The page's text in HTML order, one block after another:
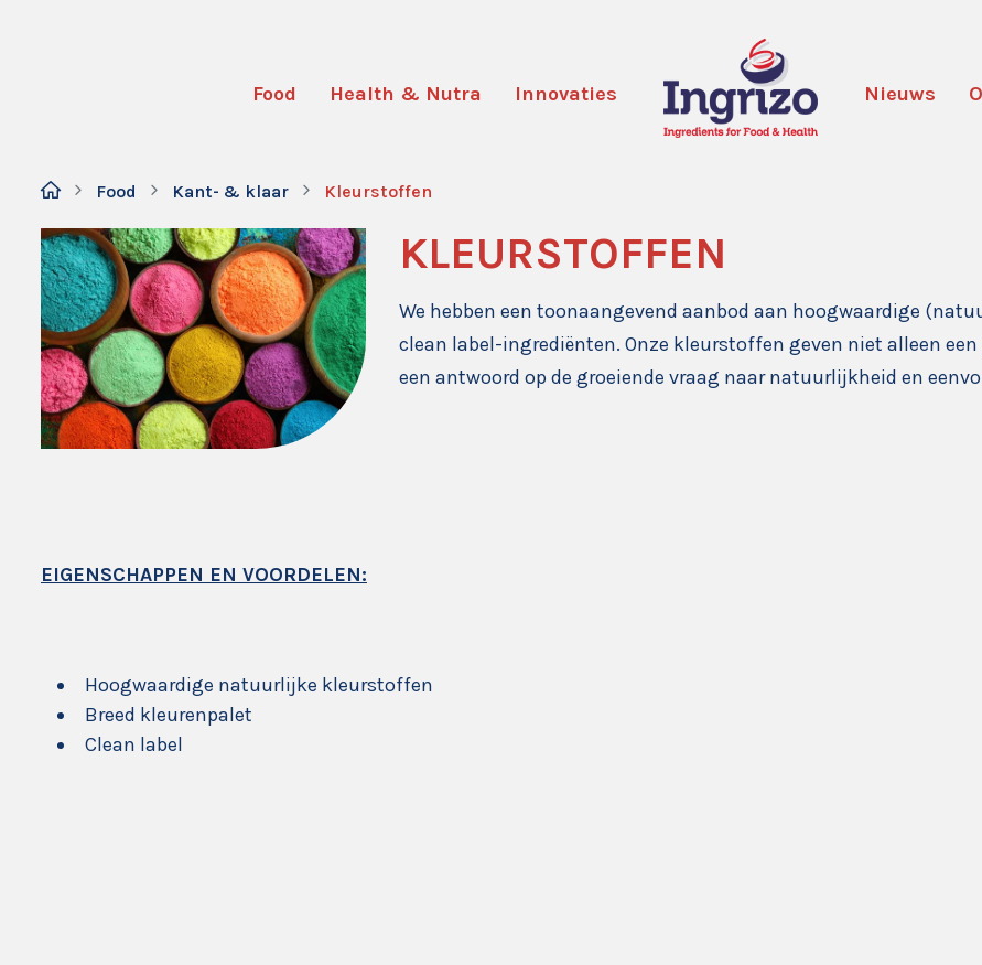
Food Health & Nutra Innovaties Nieuws
Food Kant- & klaar Kleurstoffen
KLEURSTOFFEN
We hebben een toonaangevend aanbod aan hoogwaardige
clean label-ingrediënten. Onze kleurstoffen geven niet alleen
een antwoord op de groeiende vraag naar natuurlijkheid en
EIGENSCHAPPEN EN VOORDELEN:
Hoogwaardige natuurlijke kleurstoffen
Breed kleurenpalet
Clean label